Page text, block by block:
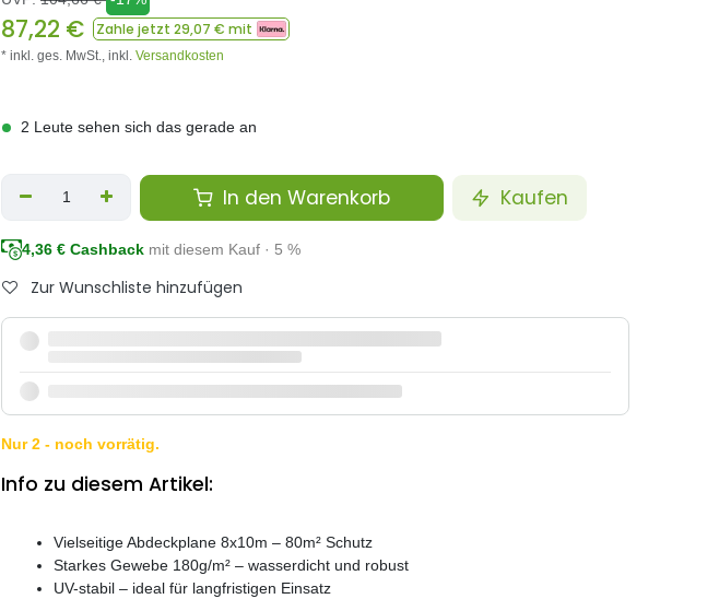
87,22 € Zahle jetzt 29,07 € mit
* inkl. ges. MwSt., inkl. Versandkosten
2 Leute sehen sich das gerade an
In den Warenkorb Kaufen
4,36 € Cashback mit diesem Kauf · 5 %
Zur Wunschliste hinzufügen
Nur 2 - noch vorrätig.
Info zu diesem Artikel:
Vielseitige Abdeckplane 8x10m – 80m² Schutz
Starkes Gewebe 180g/m² – wasserdicht und robust
UV-stabil – ideal für langfristigen Einsatz